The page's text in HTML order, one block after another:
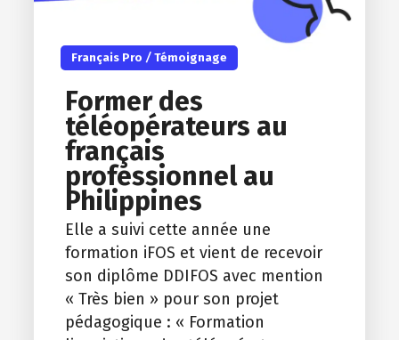
Français Pro / Témoignage
Former des
téléopérateurs au
français
professionnel au
Philippines
Elle a suivi cette année une
formation iFOS et vient de recevoir
son diplôme DDIFOS avec mention
« Très bien » pour son projet
pédagogique : « Formation